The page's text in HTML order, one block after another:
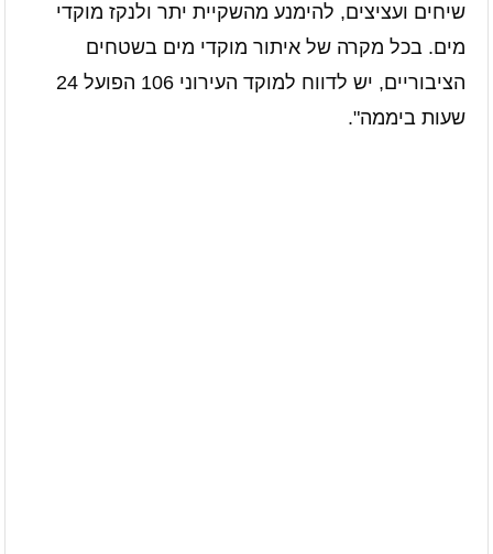
שיחים ועציצים, להימנע מהשקיית יתר ולנקז מוקדי
מים. בכל מקרה של איתור מוקדי מים בשטחים
הציבוריים, יש לדווח למוקד העירוני 106 הפועל 24
שעות ביממה".